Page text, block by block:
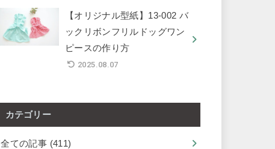
【オリジナル型紙】13-002 バ
ックリボンフリルドッグワン
ピースの作り方
2025.08.07
カテゴリー
全ての記事 (411)